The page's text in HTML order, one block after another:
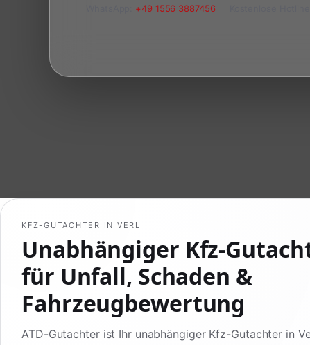
+49 1556 3887456
KFZ-GUTACHTER IN VERL
Unabhängiger Kfz-
für Unfall, Schaden &
Fahrzeugbewertung
ATD-Gutachter ist Ihr unabhängiger Kfz-Gutachter in